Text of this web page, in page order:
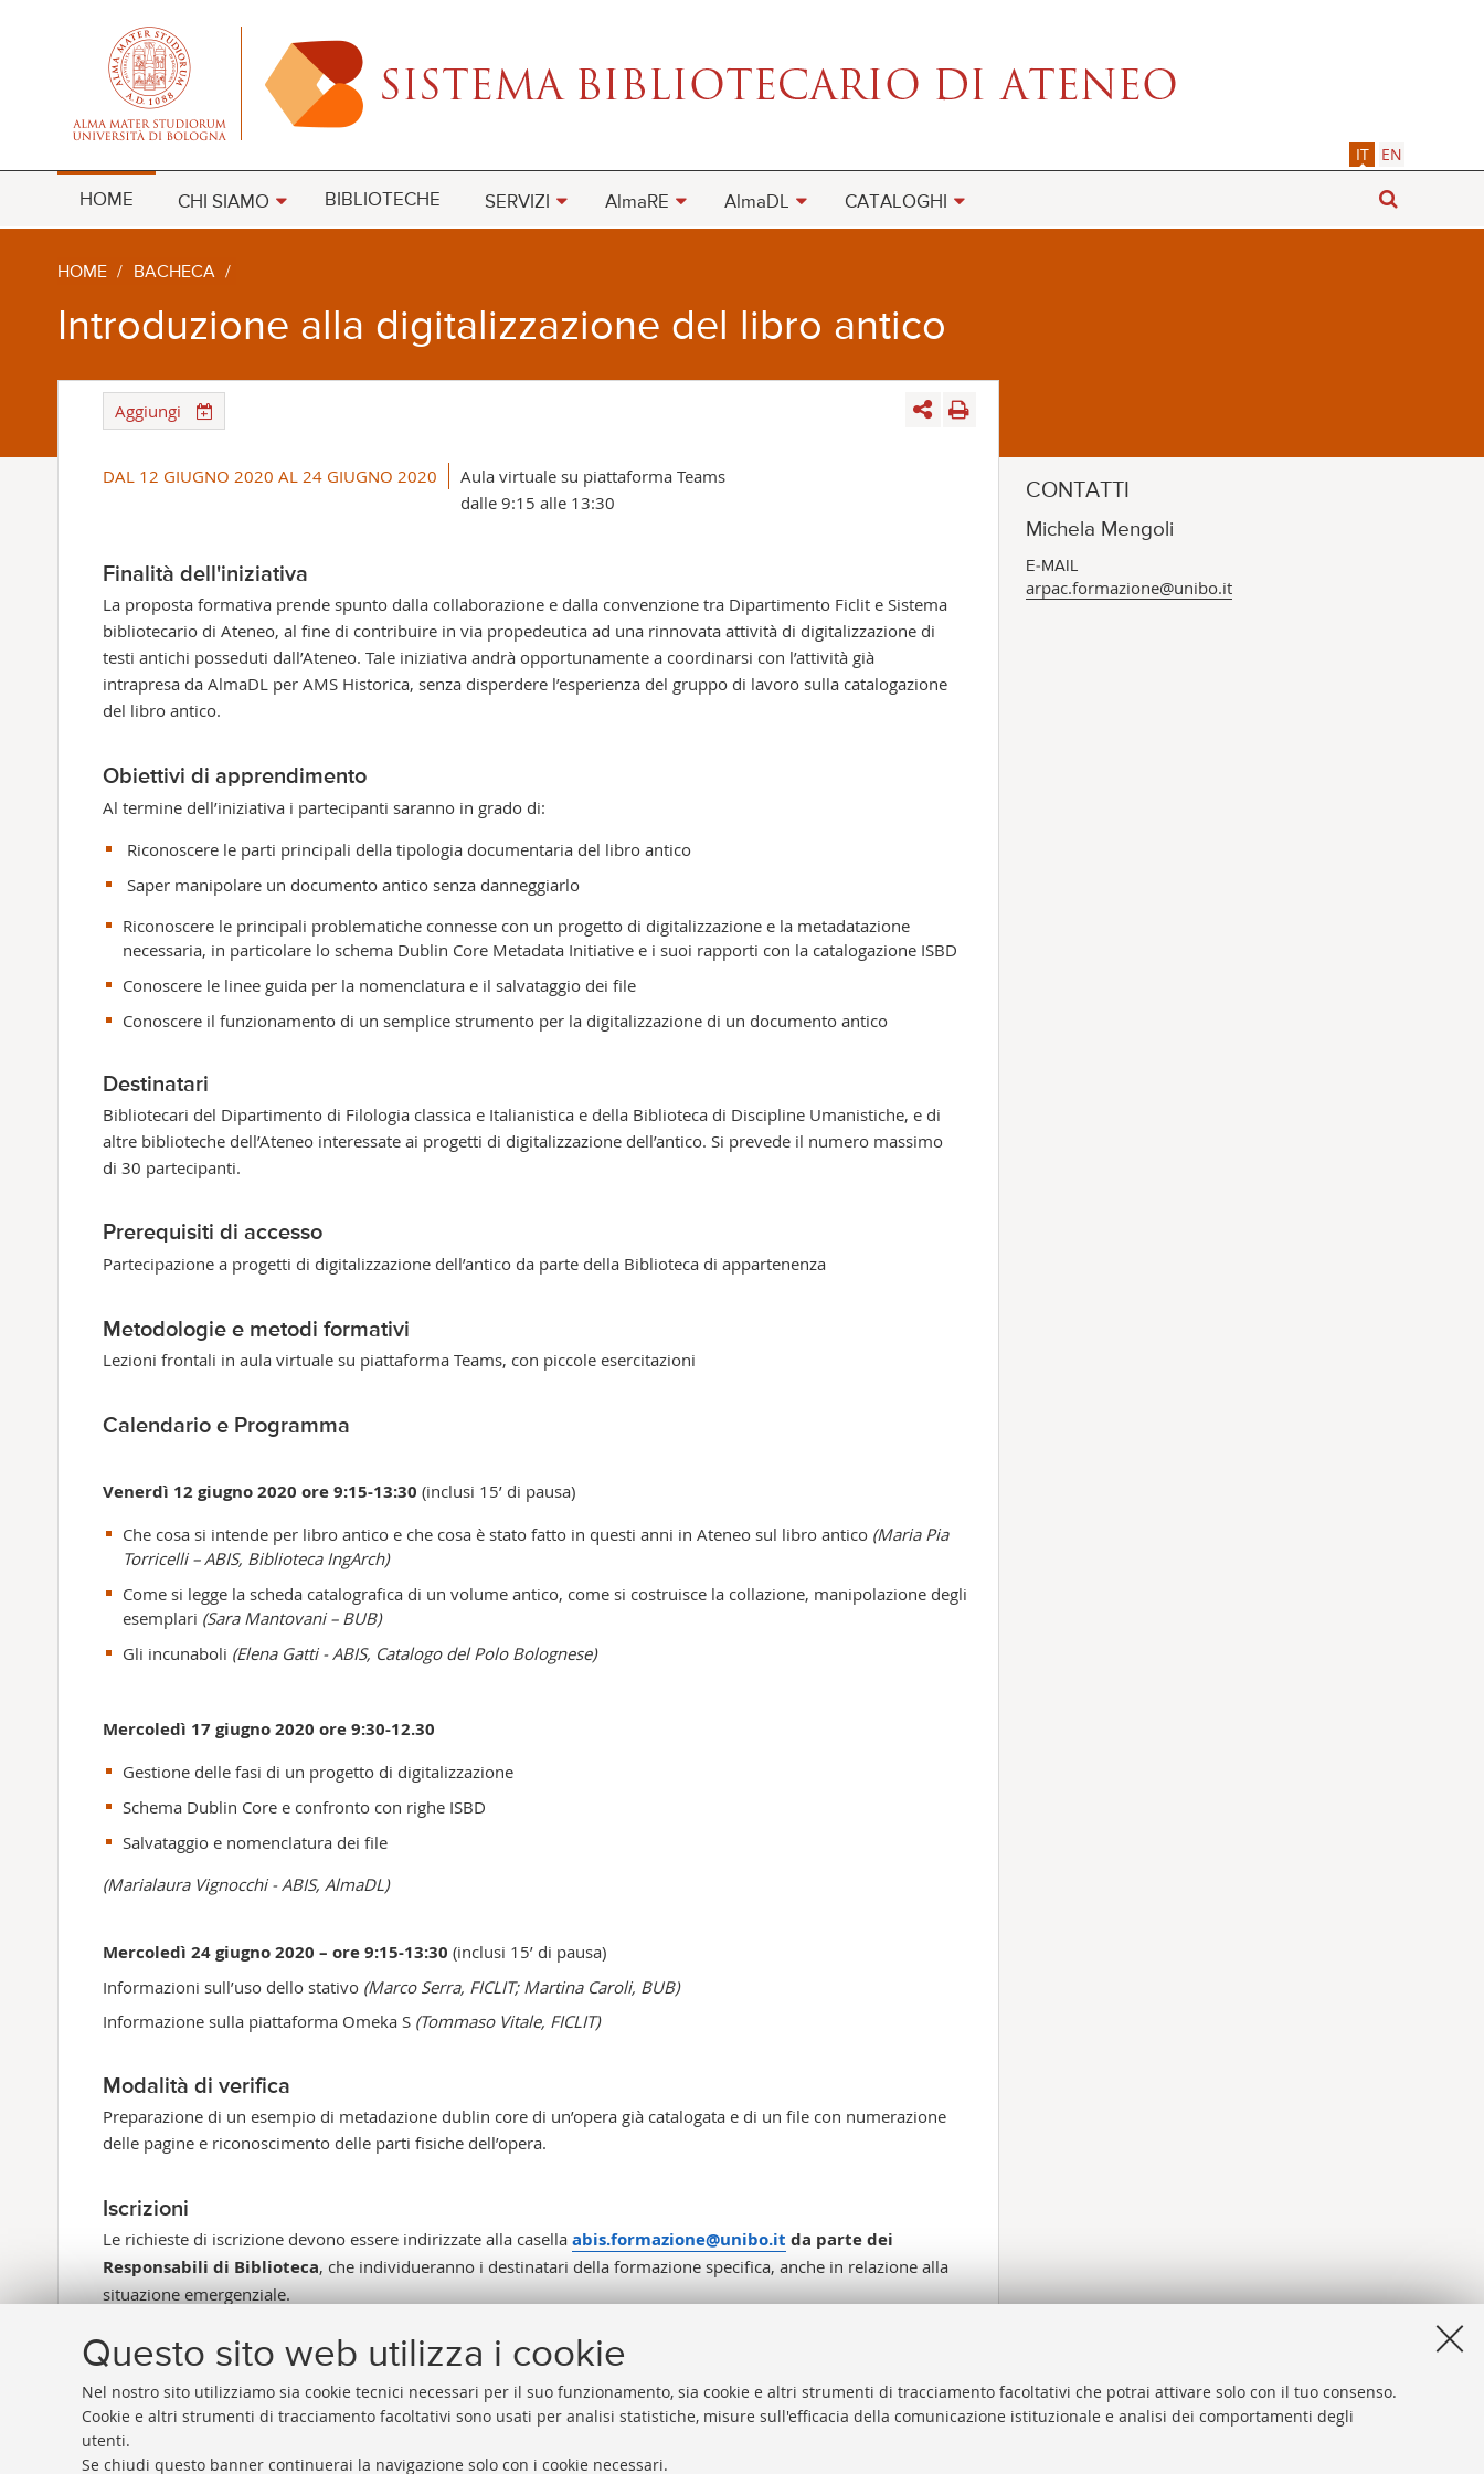
Questo sito web utilizza i cookie
Nel nostro sito utilizziamo sia cookie tecnici necessari per il suo funzionamento, sia cookie e altri strumenti di tracciamento facoltativi che potrai attivare solo con il tuo consenso.
Cookie e altri strumenti di tracciamento facoltativi sono usati per analisi statistiche, misure sull'efficacia della comunicazione istituzionale e analisi dei comportamenti degli
utenti.
Se chiudi questo banner continuerai la navigazione solo con i cookie necessari.
IT EN
HOME CHI SIAMO BIBLIOTECHE SERVIZI AlmaRE AlmaDL CATALOGHI
HOME / BACHECA /
Introduzione alla digitalizzazione del libro antico
Aggiungi
DAL 12 GIUGNO 2020 AL 24 GIUGNO 2020
Aula virtuale su piattaforma Teams
dalle 9:15 alle 13:30
Finalità dell'iniziativa
La proposta formativa prende spunto dalla collaborazione e dalla convenzione tra Dipartimento Ficlit e Sistema
bibliotecario di Ateneo, al fine di contribuire in via propedeutica ad una rinnovata attività di digitalizzazione di
testi antichi posseduti dall’Ateneo. Tale iniziativa andrà opportunamente a coordinarsi con l’attività già
intrapresa da AlmaDL per AMS Historica, senza disperdere l’esperienza del gruppo di lavoro sulla catalogazione
del libro antico.
Obiettivi di apprendimento
Al termine dell’iniziativa i partecipanti saranno in grado di:
Riconoscere le parti principali della tipologia documentaria del libro antico
Saper manipolare un documento antico senza danneggiarlo
Riconoscere le principali problematiche connesse con un progetto di digitalizzazione e la metadatazione
necessaria, in particolare lo schema Dublin Core Metadata Initiative e i suoi rapporti con la catalogazione ISBD
Conoscere le linee guida per la nomenclatura e il salvataggio dei file
Conoscere il funzionamento di un semplice strumento per la digitalizzazione di un documento antico
Destinatari
Bibliotecari del Dipartimento di Filologia classica e Italianistica e della Biblioteca di Discipline Umanistiche, e di
altre biblioteche dell’Ateneo interessate ai progetti di digitalizzazione dell’antico. Si prevede il numero massimo
di 30 partecipanti.
Prerequisiti di accesso
Partecipazione a progetti di digitalizzazione dell’antico da parte della Biblioteca di appartenenza
Metodologie e metodi formativi
Lezioni frontali in aula virtuale su piattaforma Teams, con piccole esercitazioni
Calendario e Programma
Venerdì 12 giugno 2020 ore9:15-13:30 (inclusi 15’ di pausa)
Che cosa si intende per libro antico e che cosa è stato fatto in questi anni in Ateneo sul libro antico(Maria Pia
Torricelli – ABIS, Biblioteca IngArch)
Come si legge la scheda catalografica di un volume antico, come si costruisce la collazione, manipolazione degli
esemplari (Sara Mantovani – BUB)
Gli incunaboli (Elena Gatti - ABIS, Catalogo del Polo Bolognese)
Mercoledì 17 giugno 2020 ore 9:30-12.30
Gestione delle fasi di un progetto di digitalizzazione
Schema Dublin Core e confronto con righe ISBD
Salvataggio e nomenclatura dei file
(Marialaura Vignocchi - ABIS, AlmaDL)
Mercoledì 24 giugno 2020 – ore 9:15-13:30 (inclusi 15’ di pausa)
Informazioni sull’uso dello stativo (Marco Serra, FICLIT; Martina Caroli, BUB)
Informazione sulla piattaforma Omeka S (Tommaso Vitale, FICLIT)
Modalità di verifica
Preparazione di un esempio di metadazione dublin core di un’opera già catalogata e di un file con numerazione
delle pagine e riconoscimento delle parti fisiche dell’opera.
Iscrizioni
Le richieste di iscrizione devono essere indirizzate alla casella abis.formazione@unibo.it da parte dei
Responsabili di Biblioteca, che individueranno i destinatari della formazione specifica, anche in relazione alla
situazione emergenziale.
CONTATTI
Michela Mengoli
E-MAIL
arpac.formazione@unibo.it
Rubrica di Ateneo Biblioteche di Ateneo